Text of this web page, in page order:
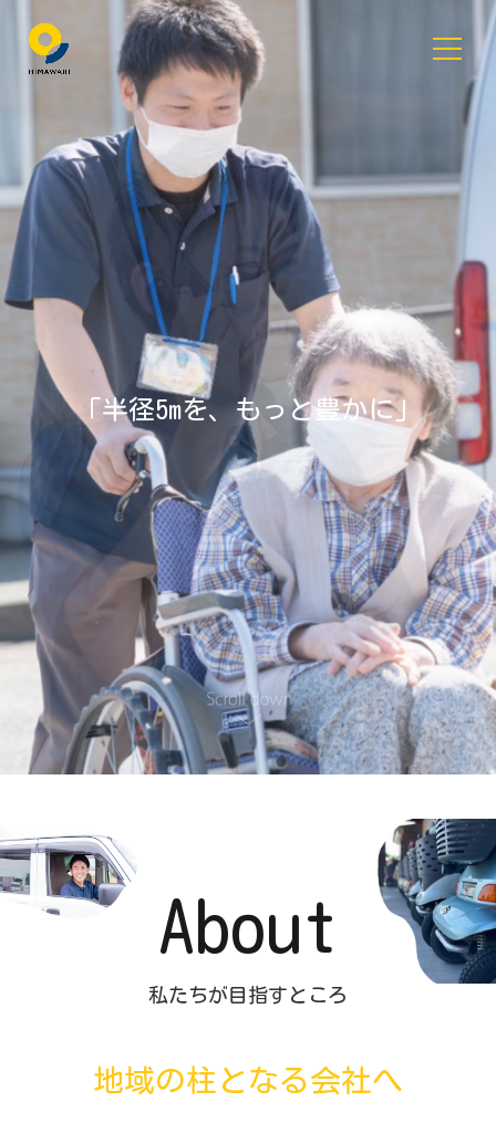
「半径5mを、もっと豊かに」
About
私たちが目指すところ
地域の柱となる会社へ